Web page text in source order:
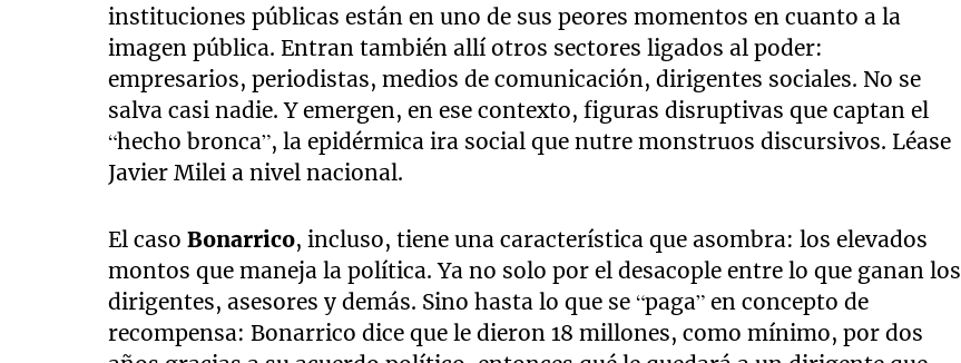
instituciones públicas están en uno de sus peores momentos en cuanto a la
imagen pública. Entran también allí otros sectores ligados al poder:
empresarios, periodistas, medios de comunicación, dirigentes sociales. No se
salva casi nadie. Y emergen, en ese contexto, figuras disruptivas que captan el
“hecho bronca”, la epidérmica ira social que nutre monstruos discursivos. Léase
Javier Milei a nivel nacional.
El casoBonarrico, incluso, tiene una característica que asombra: los elevados
montos que maneja la política. Ya no solo por el desacople entre lo que ganan los
dirigentes, asesores y demás. Sino hasta lo que se “paga” en concepto de
recompensa: Bonarrico dice que le dieron 18 millones, como mínimo, por dos